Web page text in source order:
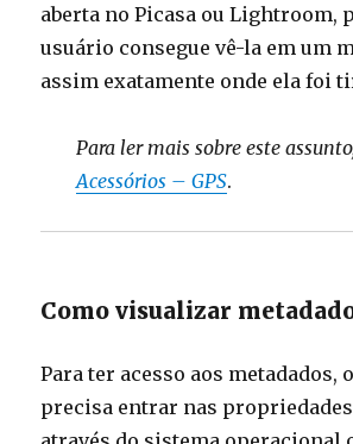
aberta no Picasa ou Lightroom,
usuário consegue vê-la em um
assim exatamente onde ela foi
Para ler mais sobre este
Acessórios – GPS.
Como visualizar
Para ter acesso aos metadados,
precisa entrar nas